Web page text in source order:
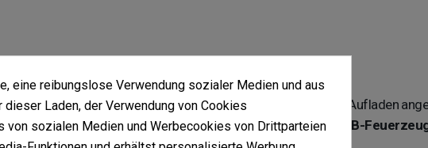
in der Nähe eines Computers arbeiten, da es an diesen zum Aufladen
, da es wie ein normaler USB-Stick aussieht. Das elektrische USB-
eine reibungslose Verwendung sozialer Medien und aus
Laden, der Verwendung von Cookies
von sozialen Medien und Werbecookies von Drittparteien